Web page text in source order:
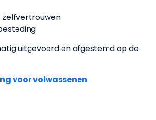
zelfvertrouwen
uitgevoerd en afgestemd op de
voor volwassenen